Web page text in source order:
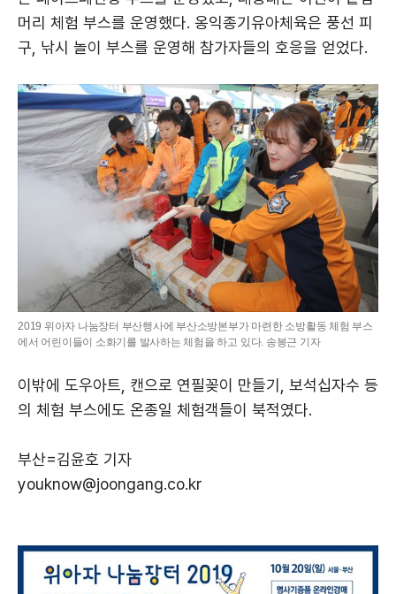
머리 체험 부스를 운영했다. 옹익종기유아체육은 풍선 피
구, 낚시 놀이 부스를 운영해 참가자들의 호응을 얻었다.
2019 위아자 나눔장터 부산행사에 부산소방본부가 마련한 소방활동 체험 부스
에서 어린이들이 소화기를 발사하는 체험을 하고 있다. 송봉근 기자
이밖에 도우아트, 캔으로 연필꽂이 만들기, 보석십자수 등
의 체험 부스에도 온종일 체험객들이 북적였다.
부산=김윤호 기자
youknow@joongang.co.kr